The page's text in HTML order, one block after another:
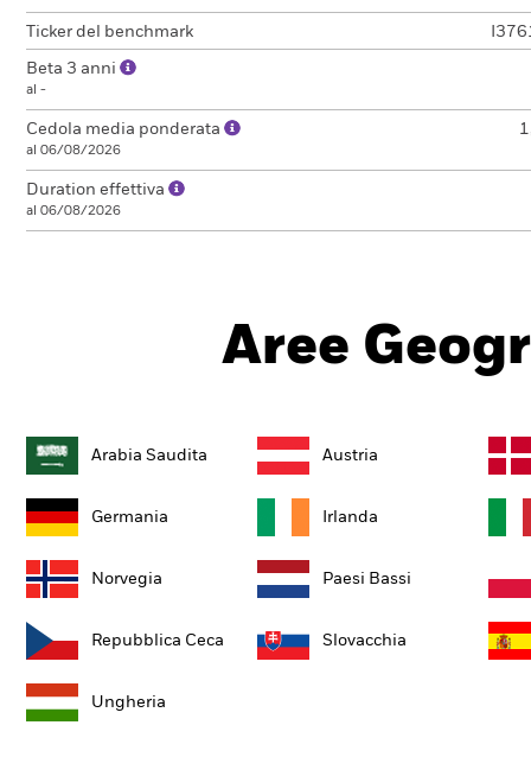
Ticker del benchmark
Beta 3 anni
al -
Cedola media ponderata
al 06/08/2026
Duration effettiva
al 06/08/2026
Aree
Arabia Saudita Austria
Germania Irlanda
Norvegia Paesi Bassi
Repubblica Ceca Slovacchia
Ungheria